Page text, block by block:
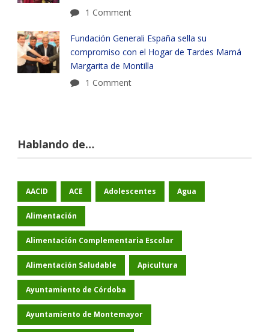
1 Comment
Fundación Generali España sella su
compromiso con el Hogar de Tardes Mamá
Margarita de Montilla
1 Comment
Hablando de…
AACID ACE Adolescentes Agua
Alimentación
Alimentación Complementaria Escolar
Alimentación Saludable Apicultura
Ayuntamiento de Córdoba
Ayuntamiento de Montemayor